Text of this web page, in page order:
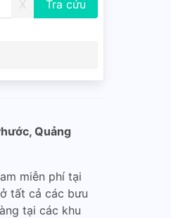
X
Quảng
miễn phí tại
tất cả các bưu
tại các khu